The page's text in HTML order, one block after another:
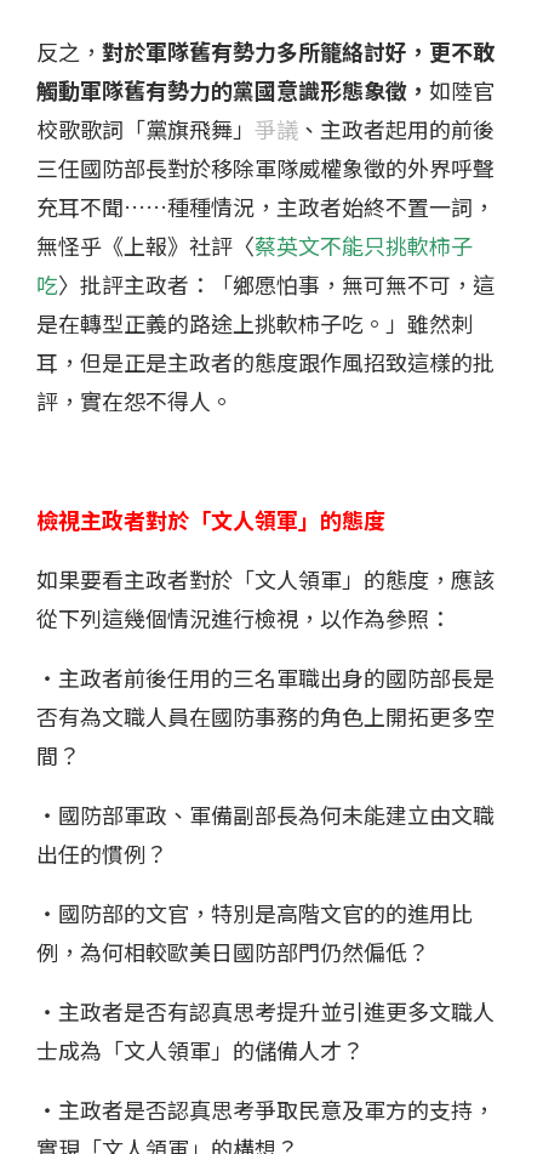
反之， 對於軍隊舊有勢力多所籠絡討好，更不敢
觸動軍隊舊有勢力的黨國意識形態象徵， 如陸官
校歌歌詞「黨旗飛舞」 爭議 、主政者起用的前後
三任國防部長對於移除軍隊威權象徵的外界呼聲
充耳不聞……種種情況，主政者始終不置一詞，
無怪乎《上報》社評〈蔡英文不能只挑軟柿子
吃〉批評主政者：「鄉愿怕事，無可無不可，這
是在轉型正義的路途上挑軟柿子吃。」雖然刺
耳，但是正是主政者的態度跟作風招致這樣的批
評，實在怨不得人。
檢視主政者對於「文人領軍」的態度
如果要看主政者對於「文人領軍」的態度，應該
從下列這幾個情況進行檢視，以作為參照：
・主政者前後任用的三名軍職出身的國防部長是
否有為文職人員在國防事務的角色上開拓更多空
間？
・國防部軍政、軍備副部長為何未能建立由文職
出任的慣例？
・國防部的文官，特別是高階文官的的進用比
例，為何相較歐美日國防部門仍然偏低？
・主政者是否有認真思考提升並引進更多文職人
士成為「文人領軍」的儲備人才？
・主政者是否認真思考爭取民意及軍方的支持，